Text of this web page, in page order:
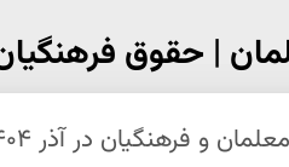
به ۲۰ میلیون